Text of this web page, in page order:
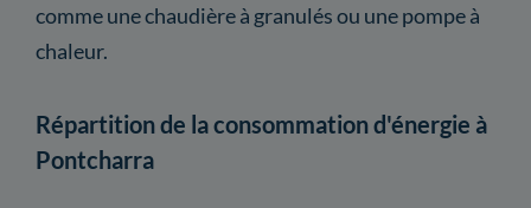
comme une chaudière à granulés ou une pompe à
chaleur.
Répartition de la consommation d'énergie à
Pontcharra